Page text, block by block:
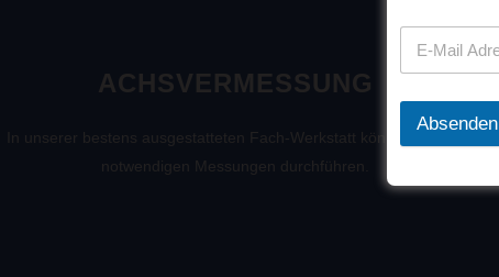
ACHSVERMESSUNG
In unserer bestens ausgestatteten Fach-Werkstatt können wir alle
notwendigen Messungen durchführen.
Absenden